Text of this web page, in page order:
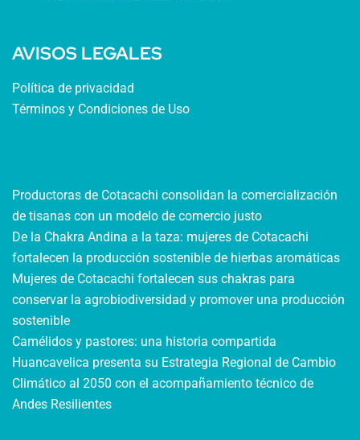
AVISOS LEGALES
Política de privacidad
Términos y Condiciones de Uso
Productoras de Cotacachi consolidan la comercialización
de tisanas con un modelo de comercio justo
De la Chakra Andina a la taza: mujeres de Cotacachi
fortalecen la producción sostenible de hierbas aromáticas
Mujeres de Cotacachi fortalecen sus chakras para
conservar la agrobiodiversidad y promover una producción
sostenible
Camélidos y pastores: una historia compartida
Huancavelica presenta su Estrategia Regional de Cambio
Climático al 2050 con el acompañamiento técnico de
Andes Resilientes